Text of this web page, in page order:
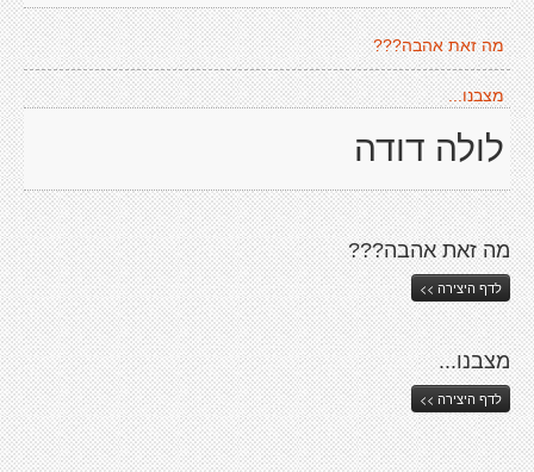
מה זאת אהבה???
מצבנו...
לולה דודה
מה זאת אהבה???
לדף היצירה >>
מצבנו...
לדף היצירה >>